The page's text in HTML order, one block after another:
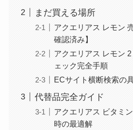
まだ買える場所
アクエリアス レモン
確認済み】
アクエリアス レモン
ェック完全手順
ECサイト横断検索の
代替品完全ガイド
アクエリアス ビタミ
時の最適解